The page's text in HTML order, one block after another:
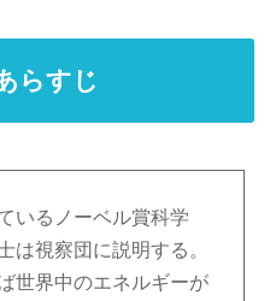
らすじ
いるノーベル賞科学
は視察団に説明する。
世界中のエネルギーが